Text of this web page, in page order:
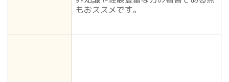
もおススメです。